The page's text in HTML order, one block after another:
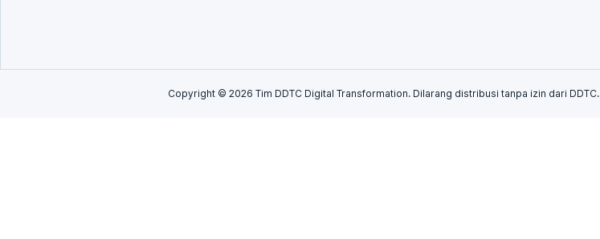
Copyright © 2026 Tim DDTC Digital Transformation. Dilarang distribusi tanpa izin dari DDTC.